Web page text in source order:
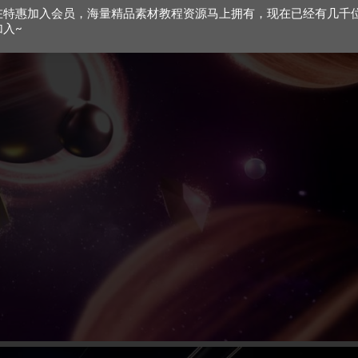
特惠加入会员，海量精品素材教程资源马上拥有，现在已经有几千
入~